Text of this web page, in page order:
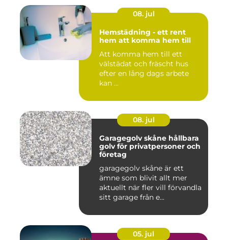
08. jul
Hemstädning - ett rent
hem att komma hem till
Att komma hem till ett
välstädat och fräscht hus
efter en lång dags arbete
kan ...
08. jul
Garagegolv skåne hållbara
golv för privatpersoner och
företag
garagegolv skåne är ett
ämne som blivit allt mer
aktuellt när fler vill förvandla
sitt garage från e...
05. jul